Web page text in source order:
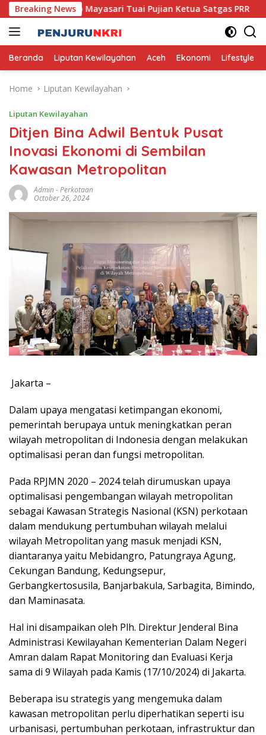
Skip
to
content
Breaking News
Mikro Mayasari Tuai Pujian Ketua Satgas PRR
Beranda Liputan Kewilayahan Aceh Ekonomi Lifestyle
Home Liputan Kewilayahan
Liputan Kewilayahan
Ditjen Bina Adwil Bentuk Pusat
Inovasi Ekonomi di Sembilan
Kawasan Metropolitan
Admin-Perkotaan
October 26, 2024
Jakarta –
Dalam upaya mengatasi ketimpangan ekonomi,
pemerintah berupaya untuk meningkatkan peran
wilayah metropolitan di Indonesia dengan melakukan
optimalisasi peran dan fungsi metropolitan.
Pada RPJMN 2020 – 2024 telah dirumuskan upaya
optimalisasi pengembangan wilayah metropolitan
sebagai Kawasan Strategis Nasional (KSN) perkotaan
dalam mendukung pertumbuhan wilayah melalui
wilayah Metropolitan yang masuk menjadi KSN,
diantaranya yaitu Mebidangro, Patungraya Agung,
Cekungan Bandung, Kedungsepur,
Gerbangkertosusila, Banjarbakula, Sarbagita, Bimindo,
dan Maminasata.
Hal ini disampaikan oleh Plh. Direktur Jenderal Bina
Administrasi Kewilayahan Kementerian Dalam Negeri
Amran dalam Rapat Monitoring dan Evaluasi Kerja
sama di 9 Wilayah pada Kamis (17/10/2024) di Jakarta.
Beberapa isu strategis yang mengemuka dalam
kawasan metropolitan perlu diperhatikan seperti isu
urbanisasi, pertumbuhan perkotaan, infrastruktur dan